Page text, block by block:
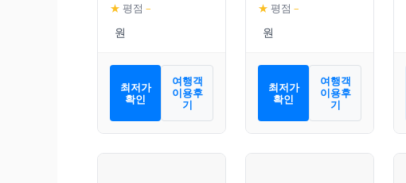
★ 평점 –
최저가
확인
여행객
이용후
기
★ 평점 –
최저가
확인
여행객
이용후
기